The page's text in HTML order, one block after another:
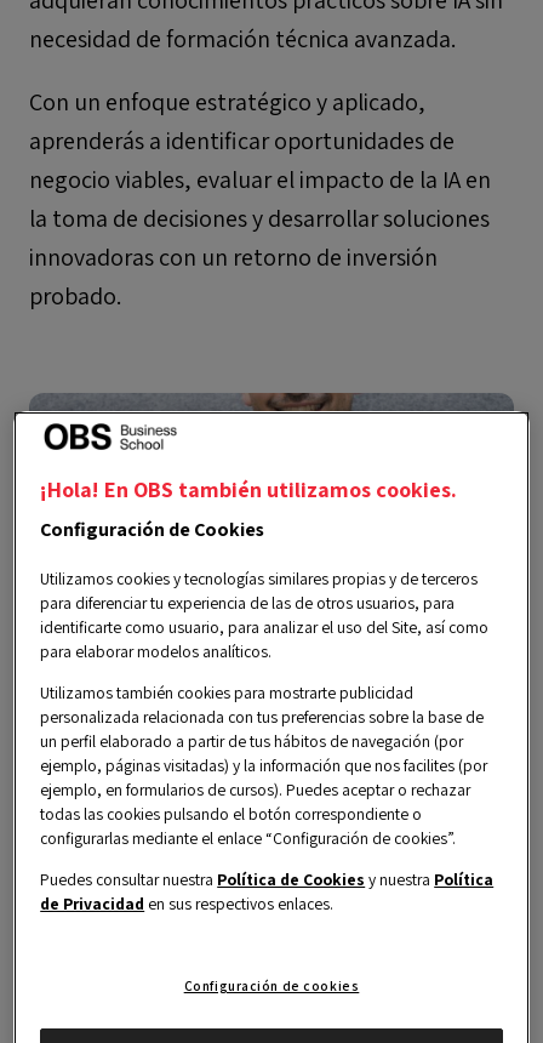
necesidad de formación técnica avanzada.
Con un enfoque estratégico y aplicado,
aprenderás a identificar oportunidades de
negocio viables, evaluar el impacto de la IA en
la toma de decisiones y desarrollar soluciones
innovadoras con un retorno de inversión
probado.
El programa
INICIO
27/10/2025
FIN
08/12/2025
DURACIÓN
IDIOMA CRÉDITOS
¡Hola! En OBS también utilizamos cookies.
Configuración de Cookies
Utilizamos cookies y tecnologías similares propias y de terceros
para diferenciar tu experiencia de las de otros usuarios, para
identificarte como usuario, para analizar el uso del Site, así como
para elaborar modelos analíticos.
Utilizamos también cookies para mostrarte publicidad
personalizada relacionada con tus preferencias sobre la base de
un perfil elaborado a partir de tus hábitos de navegación (por
ejemplo, páginas visitadas) y la información que nos facilites (por
ejemplo, en formularios de cursos). Puedes aceptar o rechazar
todas las cookies pulsando el botón correspondiente o
configurarlas mediante el enlace “Configuración de cookies”.
Puedes consultar nuestra Política de Cookies y nuestra Política
de Privacidad en sus respectivos enlaces.
Configuración de cookies